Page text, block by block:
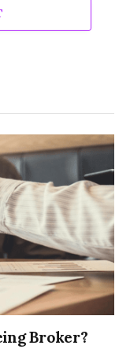
Broker?